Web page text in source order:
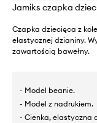
Jamiks czapka
Czapka dziecięca z
elastycznej dzianiny.
zawartością bawełny.
- Model beanie.
- Model z nadrukiem.
- Cienka, elastyczna